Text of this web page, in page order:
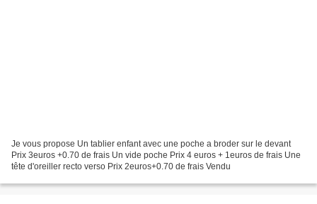
Je vous propose Un tablier enfant avec une poche a broder sur le devant
Prix 3euros +0.70 de frais Un vide poche Prix 4 euros + 1euros de frais Une
tête d'oreiller recto verso Prix 2euros+0.70 de frais Vendu